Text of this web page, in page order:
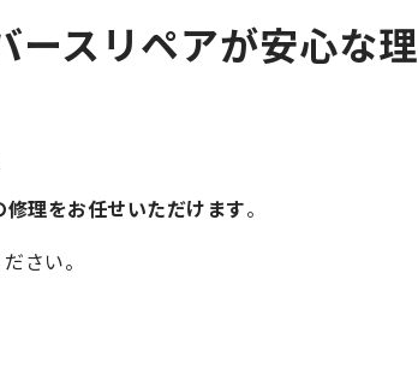
スリペアが安心な理
理をお任せいただけます。
さい。